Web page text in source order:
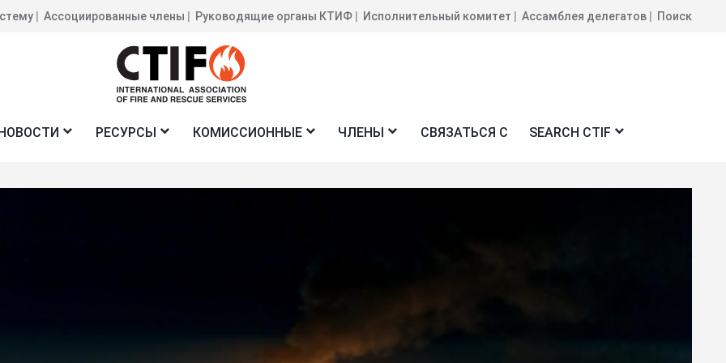
Ассоциированные члены Руководящие органы КТИФ Исполнительный комитет Ассамблея делегатов Поиск
РЕСУРСЫ КОМИССИОННЫЕ ЧЛЕНЫ СВЯЗАТЬСЯ С SEARCH CTIF